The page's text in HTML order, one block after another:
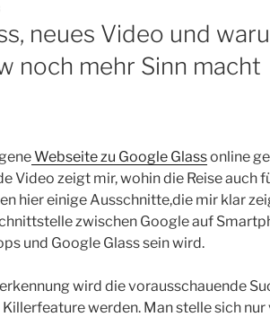
neues Video und
noch mehr Sinn macht
Webseite zu Google Glassonline
Video zeigt mir, wohin die Reise auch
hier einige Ausschnitte,die mir klar
zwischen Google auf
und Google Glass sein wird.
wird die vorausschauende
werden. Man stelle sich nur